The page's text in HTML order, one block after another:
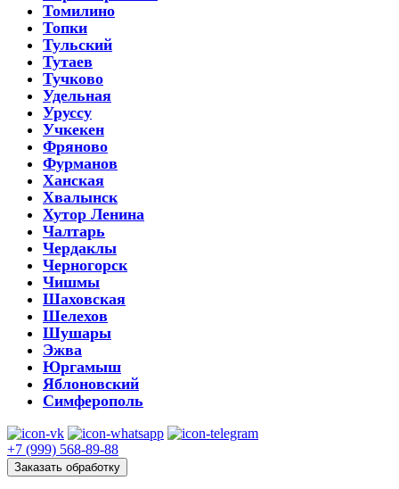
Томилино
Топки
Тульский
Тутаев
Тучково
Удельная
Уруссу
Учкекен
Фряново
Фурманов
Ханская
Хвалынск
Хутор Ленина
Чалтарь
Чердаклы
Черногорск
Чишмы
Шаховская
Шелехов
Шушары
Эжва
Юргамыш
Яблоновский
Симферополь
+7 (999) 568-89-88
Заказать обработку